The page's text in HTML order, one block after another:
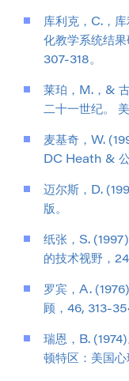
库利克，C.，
化教学系统结
307-318。
莱珀，M.，&
二十一世纪。
麦基奇，W.
DC Heath &
迈尔斯，D.
版。
纸张，S.
的技术视野，
罗宾，A.
顾，46, 313-
瑞恩，B.
顿特区：美国心